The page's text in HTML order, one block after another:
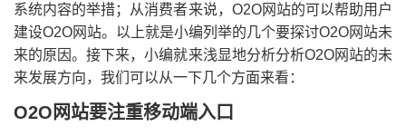
系统内容的举措；从消费者来说，O2O网站的可以帮助用户
建设O2O网站。以上就是小编列举的几个要探讨O2O网站未
来的原因。接下来，小编就来浅显地分析分析O2O网站的未
来发展方向，我们可以从一下几个方面来看：
O2O网站要注重移动端入口